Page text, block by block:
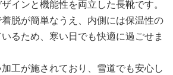
インと機能性を両立した長靴です。
脱が簡単なうえ、内側には保温性の
るため、寒い日でも快適に過ごせま
工が施されており、雪道でも安心し